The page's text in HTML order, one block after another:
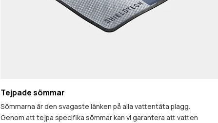
Tejpade sömmar
Sömmarna är den svagaste länken på alla vattentäta plagg.
Genom att tejpa specifika sömmar kan vi garantera att vatten